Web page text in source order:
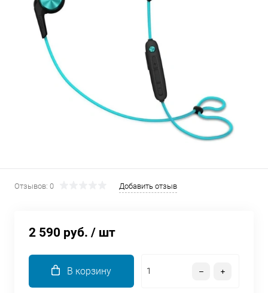
Отзывов: 0 Добавить отзыв
2 590 руб. / шт
В корзину
выбранный способом
Оставшиеся
% будут
списываться
с вашей карты
25 каждые 2 недели
недели